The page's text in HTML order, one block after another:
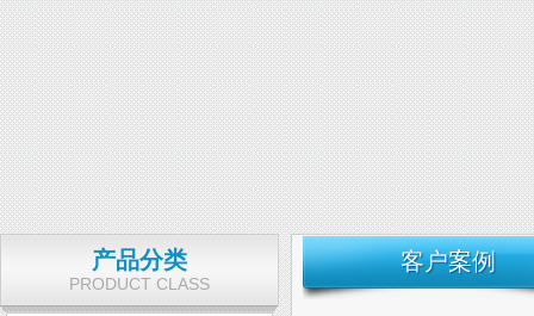
产品分类
PRODUCT CLASS
客户案例